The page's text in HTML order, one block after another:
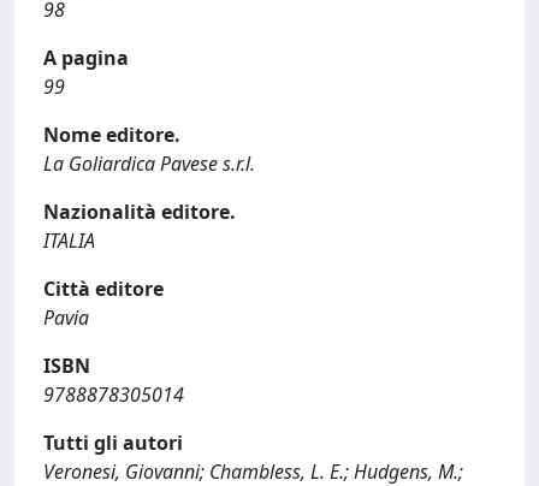
98
A pagina
99
Nome editore.
La Goliardica Pavese s.r.l.
Nazionalità editore.
ITALIA
Città editore
Pavia
ISBN
9788878305014
Tutti gli autori
Veronesi, Giovanni; Chambless, L. E.; Hudgens, M.;